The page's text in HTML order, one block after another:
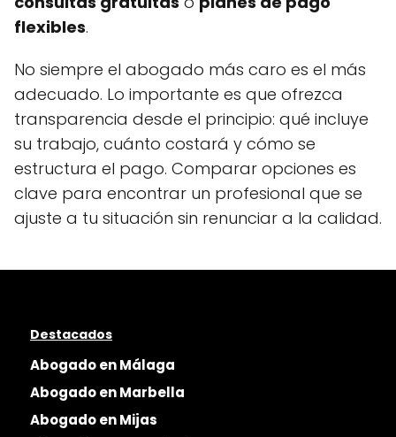
flexibles.
No siempre el abogado más caro es el más
adecuado. Lo importante es que ofrezca
transparencia desde el principio: qué incluye
su trabajo, cuánto costará y cómo se
estructura el pago. Comparar opciones es
clave para encontrar un profesional que se
ajuste a tu situación sin renunciar a la calidad.
Destacados
Abogado en Málaga
Abogado en Marbella
Abogado en Mijas